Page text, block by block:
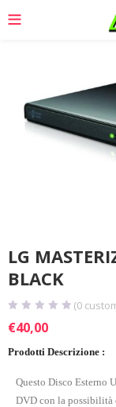
LG
BLACK
(0
€40,00
Prodotti Descrizione :
Questo Disco Esterno
DVD con la possibilità